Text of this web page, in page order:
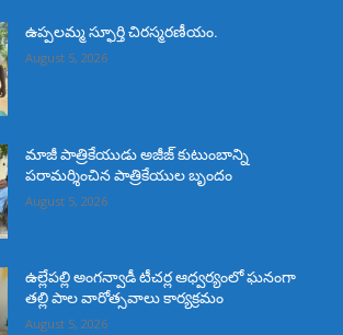
ఉప్పలమ్మ స్ఫూర్తి చిరస్మరణీయం.
August 5, 2026
మాజీ పాత్రికేయుడు అజీజ్ కుటుంబాన్ని
పరామర్శించిన పాత్రికేయుల బృందం
August 5, 2026
ఉల్లేపల్లి అంగన్వాడీ టీచర్ల ఆధ్వర్యంలో ఘనంగా
తల్లి పాల వారోత్సవాలు కార్యక్రమం
August 5, 2026